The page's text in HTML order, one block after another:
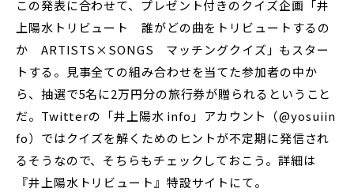
この発表に合わせて、プレゼント付きのクイズ企画「井
上陽水トリビュート 誰がどの曲をトリビュートするの
か ARTISTS×SONGS マッチングクイズ」もスター
トする。見事全ての組み合わせを当てた参加者の中か
ら、抽選で5名に2万円分の旅行券が贈られるということ
だ。Twitterの「井上陽水 info」アカウント（@yosuiin
fo）ではクイズを解くためのヒントが不定期に発信され
るそうなので、そちらもチェックしておこう。詳細は
『井上陽水トリビュート』特設サイトにて。